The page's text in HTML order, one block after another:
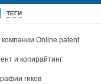
ТЕГИ
компании Online patent
и копирайтинг
гиков